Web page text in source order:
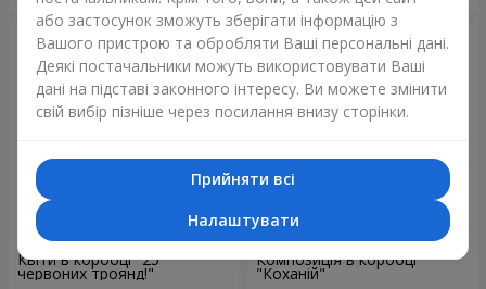
Квіти в коробці "25
червоних троянд!"
Композиція в коробці
"Коханій"
або застосунок зможуть зберігати інформацію з
Вашого пристрою та обробляти Ваші персональні дані.
Деякі постачальники можуть використовувати Ваші
дані на підставі законного інтересу. Ви можете змінити
свій вибір пізніше через посилання внизу сторінки.
Прийняти всі
Налаштувати